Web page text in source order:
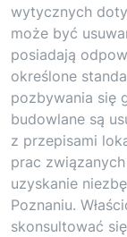
wytycznych
może być
posiadają
określone
pozbywania się
budowlane są
z przepisami
prac
uzyskanie
Poznaniu.
skonsultować